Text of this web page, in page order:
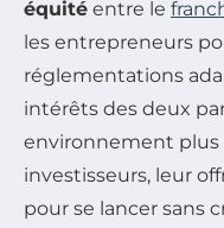
équité entre le
les entrepreneurs
réglementations
intérêts des deux
environnement plus
investisseurs, leur
pour se lancer sans